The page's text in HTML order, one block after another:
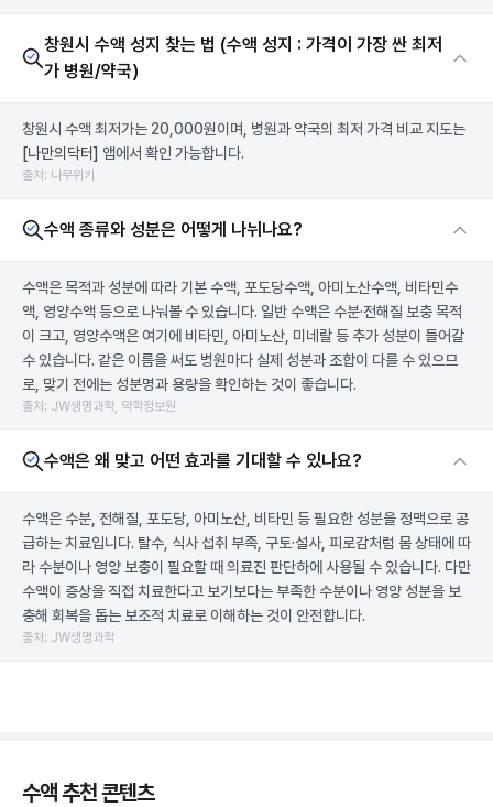
창원시 수액 성지 찾는 법 (수액 성지 : 가격이 가장 싼 최저
가 병원/약국)
창원시 수액 최저가는 20,000원이며, 병원과 약국의 최저 가격 비교 지도는
[나만의닥터] 앱에서 확인 가능합니다.
출처: 나무위키
수액 종류와 성분은 어떻게 나뉘나요?
수액은 목적과 성분에 따라 기본 수액, 포도당수액, 아미노산수액, 비타민수
액, 영양수액 등으로 나눠볼 수 있습니다. 일반 수액은 수분·전해질 보충 목적
이 크고, 영양수액은 여기에 비타민, 아미노산, 미네랄 등 추가 성분이 들어갈
수 있습니다. 같은 이름을 써도 병원마다 실제 성분과 조합이 다를 수 있으므
로, 맞기 전에는 성분명과 용량을 확인하는 것이 좋습니다.
출처: JW생명과학, 약학정보원
수액은 왜 맞고 어떤 효과를 기대할 수 있나요?
수액은 수분, 전해질, 포도당, 아미노산, 비타민 등 필요한 성분을 정맥으로 공
급하는 치료입니다. 탈수, 식사 섭취 부족, 구토·설사, 피로감처럼 몸 상태에 따
라 수분이나 영양 보충이 필요할 때 의료진 판단하에 사용될 수 있습니다. 다만
수액이 증상을 직접 치료한다고 보기보다는 부족한 수분이나 영양 성분을 보
충해 회복을 돕는 보조적 치료로 이해하는 것이 안전합니다.
출처: JW생명과학
수액 추천 콘텐츠